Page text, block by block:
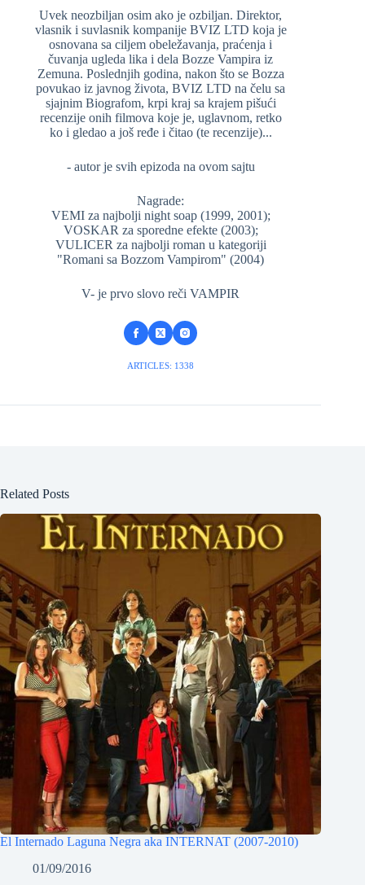
Uvek neozbiljan osim ako je ozbiljan. Direktor,
vlasnik i suvlasnik kompanije BVIZ LTD koja je
osnovana sa ciljem obeležavanja, praćenja i
čuvanja ugleda lika i dela Bozze Vampira iz
Zemuna. Poslednjih godina, nakon što se Bozza
povukao iz javnog života, BVIZ LTD na čelu sa
sjajnim Biografom, krpi kraj sa krajem pišući
recenzije onih filmova koje je, uglavnom, retko
ko i gledao a još ređe i čitao (te recenzije)...
- autor je svih epizoda na ovom sajtu
Nagrade:
VEMI za najbolji night soap (1999, 2001);
VOSKAR za sporedne efekte (2003);
VULICER za najbolji roman u kategoriji
"Romani sa Bozzom Vampirom" (2004)
V- je prvo slovo reči VAMPIR
ARTICLES: 1338
Related Posts
El Internado Laguna Negra aka INTERNAT (2007-2010)
01/09/2016